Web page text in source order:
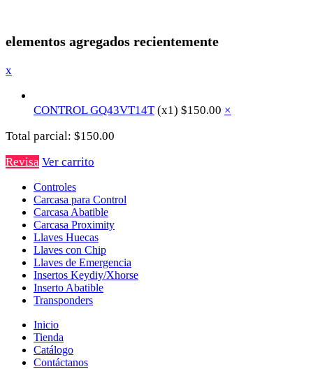
elementos agregados recientemente
x
CONTROL GQ43VT14T (x1) $150.00 ×
Total parcial: $150.00
Revisa Ver carrito
Controles
Carcasa para Control
Carcasa Abatible
Carcasa Proximity
Llaves Huecas
Llaves con Chip
Llaves de Emergencia
Insertos Keydiy/Xhorse
Inserto Abatible
Transponders
Inicio
Tienda
Catálogo
Contáctanos